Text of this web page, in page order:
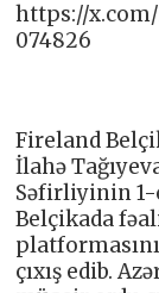
https://
074826
Fireland
İlahə
Səfirliyinin 1-
Belçikada
çıxış edib.